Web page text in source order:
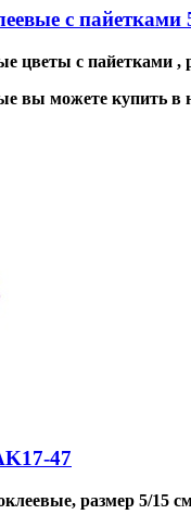
с пайетками
цветы с пайетками ,
вы можете купить в
47
размер 5/15